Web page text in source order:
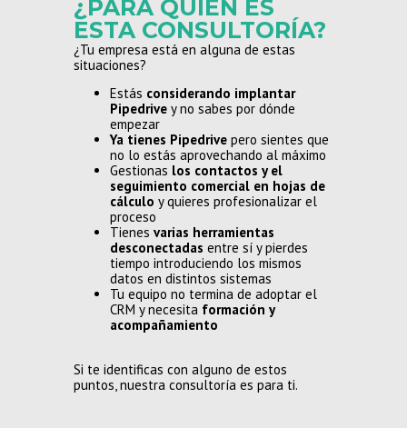
¿PARA QUIÉN ES
ESTA CONSULTORÍA?
¿Tu empresa está en alguna de estas
situaciones?
Estás considerando implantar
Pipedrive y no sabes por dónde
empezar
Ya tienes Pipedrive pero sientes que
no lo estás aprovechando al máximo
Gestionas los contactos y el
seguimiento comercial en hojas de
cálculo y quieres profesionalizar el
proceso
Tienesvarias herramientas
desconectadas entre sí y pierdes
tiempo introduciendo los mismos
datos en distintos sistemas
Tu equipo no termina de adoptar el
CRM y necesita formación y
acompañamiento
Si te identificas con alguno de estos
puntos, nuestra consultoría es para ti.